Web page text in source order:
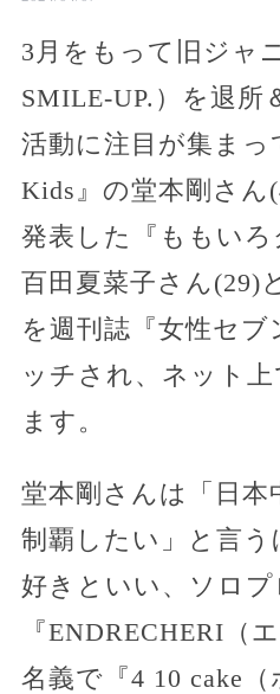
3月をもって旧ジャ
SMILE-UP.）を退所
活動に注目が集ま
Kids』の堂本剛さん
発表した『ももい
百田夏菜子さん(29)
を週刊誌『女性セブ
ッチされ、ネット
ます。
堂本剛さんは「日本
制覇したい」と言
好きといい、ソロプ
『ENDRECHERI（
名義で『4 10 cake（